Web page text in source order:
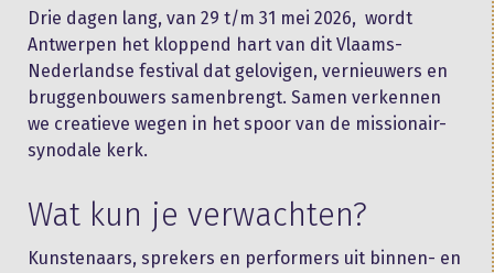
Drie dagen lang, van 29 t/m 31 mei 2026, wordt
Antwerpen het kloppend hart van dit Vlaams-
Nederlandse festival dat gelovigen, vernieuwers en
bruggenbouwers samenbrengt. Samen verkennen
we creatieve wegen in het spoor van de missionair-
synodale kerk.
Wat kun je verwachten?
Kunstenaars, sprekers en performers uit binnen- en